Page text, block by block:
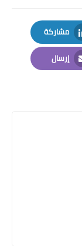
مشاركة
LinkedIn
إرسال
Email